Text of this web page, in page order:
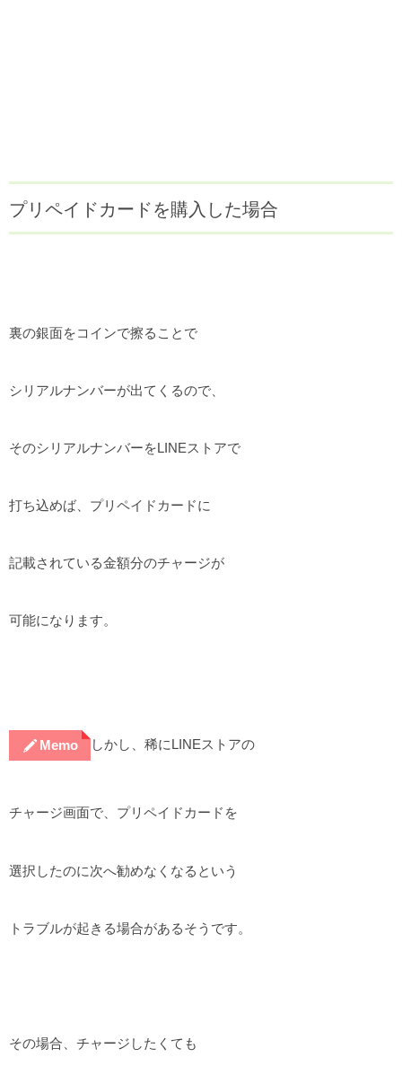
プリペイドカードを購入した場合
裏の銀面をコインで擦ることで
シリアルナンバーが出てくるので、
そのシリアルナンバーをLINEストアで
打ち込めば、プリペイドカードに
記載されている金額分のチャージが
可能になります。
Memo しかし、稀にLINEストアの
チャージ画面で、プリペイドカードを
選択したのに次へ勧めなくなるという
トラブルが起きる場合があるそうです。
その場合、チャージしたくても